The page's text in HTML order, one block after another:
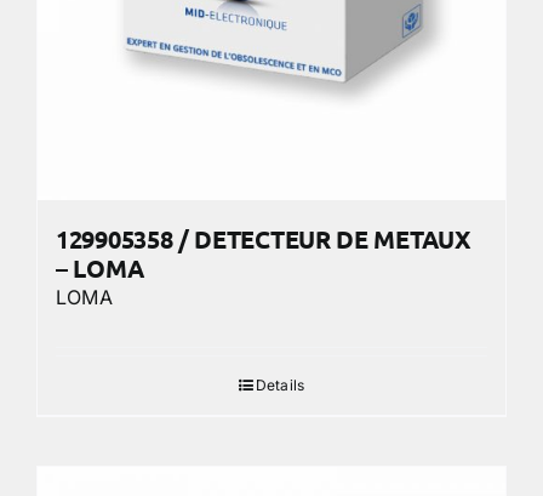
129905358 / DETECTEUR DE METAUX
– LOMA
LOMA
Details